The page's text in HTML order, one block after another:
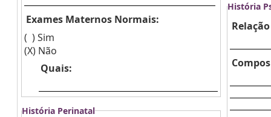
Exames Maternos Normais:
( )Sim
(X) Não
Quais:
História Perinatal
História